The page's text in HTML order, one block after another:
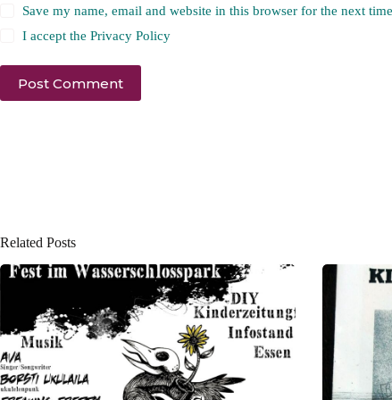
Save my name, email and website in this browser for the next
I accept thePrivacy Policy
Post Comment
Related Posts